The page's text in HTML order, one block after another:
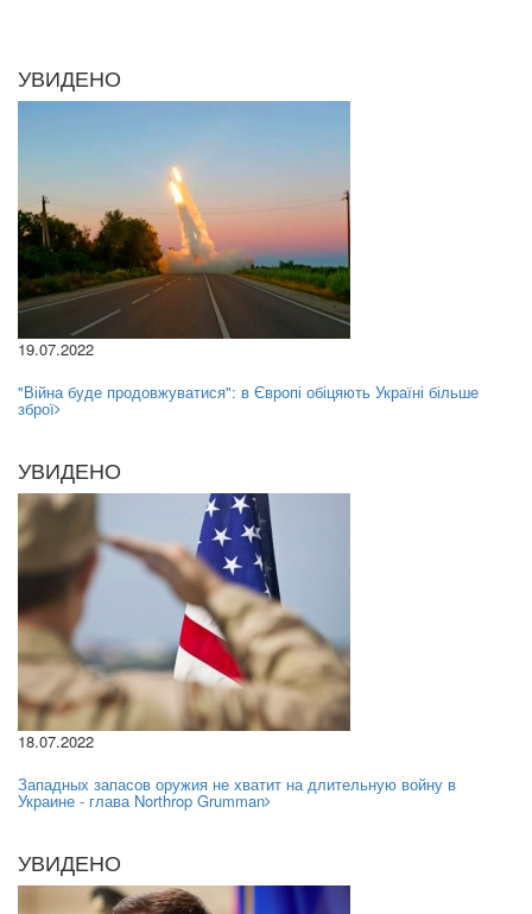
УВИДЕНО
19.07.2022
"Війна буде продовжуватися": в Європі обіцяють Україні більше
зброї
УВИДЕНО
18.07.2022
Западных запасов оружия не хватит на длительную войну в
Украине - глава Northrop Grumman
УВИДЕНО